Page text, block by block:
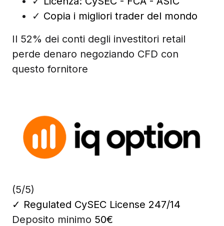
✓ Copia i migliori trader del mondo
Il 52% dei conti degli investitori retail
perde denaro negoziando CFD con
questo fornitore
(5/5)
✓ Regulated CySEC License 247/14
Deposito minimo 50€